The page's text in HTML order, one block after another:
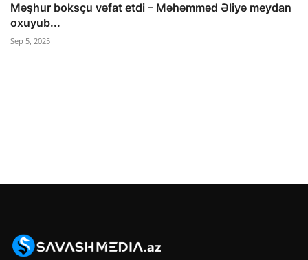
Məşhur boksçu vəfat etdi – Məhəmməd Əliyə meydan
oxuyub...
Sep 5, 2025